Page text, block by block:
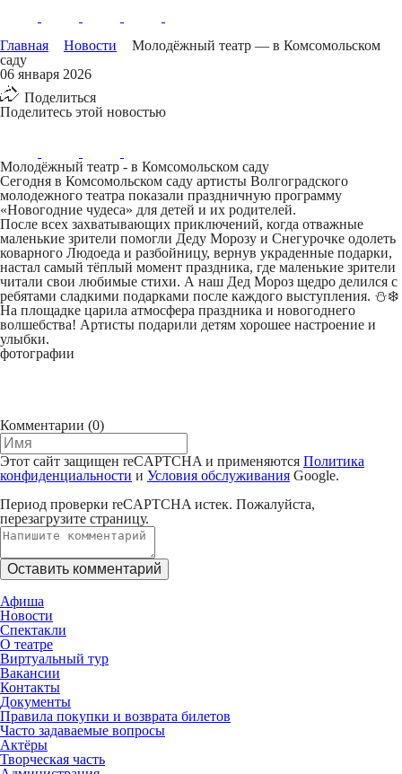
Главная Новости
Молодёжный театр — в Комсомольском
саду
06 января 2026
Поделиться
Поделитесь этой новостью
Молодёжный театр - в Комсомольском саду
Сегодня в Комсомольском саду артисты Волгоградского
молодежного театра показали праздничную программу
«Новогодние чудеса» для детей и их родителей.
После всех захватывающих приключений, когда отважные
маленькие зрители помогли Деду Морозу и Снегурочке одолеть
коварного Людоеда и разбойницу, вернув украденные подарки,
настал самый тёплый момент праздника, где маленькие зрители
читали свои любимые стихи. А наш Дед Мороз щедро делился с
ребятами сладкими подарками после каждого выступления. ⛄️❄️
На площадке царила атмосфера праздника и новогоднего
волшебства! Артисты подарили детям хорошее настроение и
улыбки.
фотографии
Комментарии (0)
Этот сайт защищен reCAPTCHA и применяются Политика
конфиденциальности и Условия обслуживания Google.
Период проверки reCAPTCHA истек. Пожалуйста,
перезагрузите страницу.
Афиша
Новости
Спектакли
О театре
Виртуальный тур
Вакансии
Контакты
Документы
Правила покупки и возврата билетов
Часто задаваемые вопросы
Актёры
Творческая часть